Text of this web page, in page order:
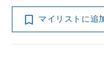
マイリストに追